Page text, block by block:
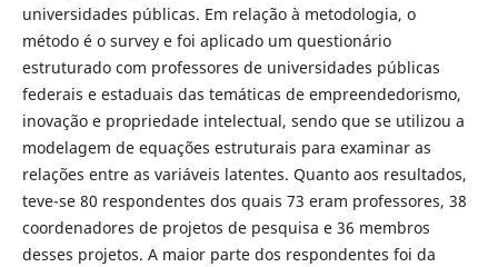
universidades públicas. Em relação à metodologia, o
método é o survey e foi aplicado um questionário
estruturado com professores de universidades públicas
federais e estaduais das temáticas de empreendedorismo,
inovação e propriedade intelectual, sendo que se utilizou a
modelagem de equações estruturais para examinar as
relações entre as variáveis latentes. Quanto aos resultados,
teve-se 80 respondentes dos quais 73 eram professores, 38
coordenadores de projetos de pesquisa e 36 membros
desses projetos. A maior parte dos respondentes foi da